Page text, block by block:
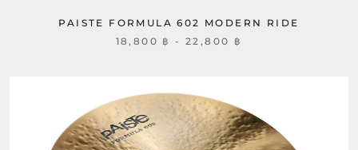
PAISTE FORMULA 602 MODERN RIDE
18,800 ฿ - 22,800 ฿